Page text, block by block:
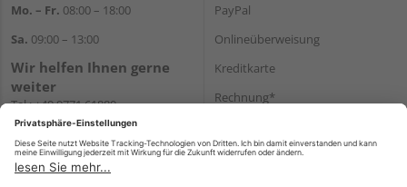
Mo. – Fr. 08:00 – 18:00
Sa. 09:00 – 13:00
Wir helfen Ihnen gerne
weiter
Tel.:+49 9771 61880
E-Mail:info@holzland-
niemeyer.de
PayPal
Onlineüberweisung
Kreditkarte
Rechnung*
Versand